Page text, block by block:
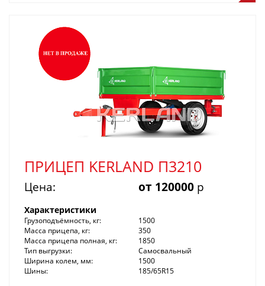
ПРИЦЕП KERLAND П3210
Цена: от 120000 р
Характеристики
Грузоподъёмность, кг:
1500
Масса прицепа, кг:
350
Масса прицепа полная, кг:
1850
Тип выгрузки:
Самосвальный
Ширина колем, мм:
1500
Шины:
185/65R15